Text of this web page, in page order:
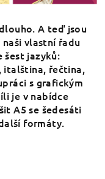
A teď jsou
vlastní řadu
šest jazyků:
italština, řečtina,
s grafickým
je v nabídce
A5 se šedesáti
formáty.